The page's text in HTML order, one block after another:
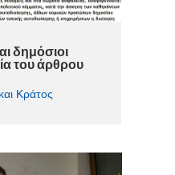
δημόσιοι
του άρθρου
Κράτος